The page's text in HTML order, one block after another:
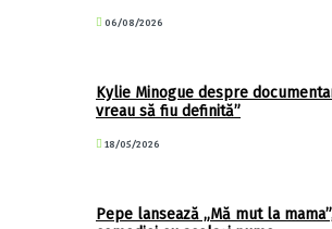
06/08/2026
Kylie Minogue despre
vreau să fiu definită”
18/05/2026
Pepe lansează „Mă mut la